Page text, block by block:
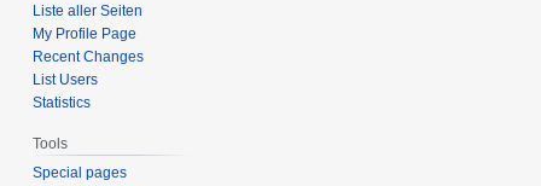
Liste aller Seiten
My Profile Page
Recent Changes
List Users
Statistics
Tools
Special pages